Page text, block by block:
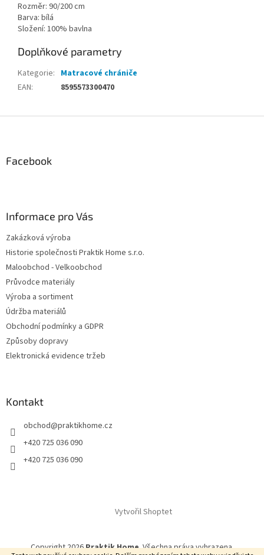
Rozměr: 90/200 cm
Barva: bílá
Složení: 100% bavlna
Doplňkové parametry
Kategorie: Matracové chrániče
EAN: 8595573300470
Facebook
Informace pro Vás
Zakázková výroba
Historie společnosti Praktik Home s.r.o.
Maloobchod - Velkoobchod
Průvodce materiály
Výroba a sortiment
Údržba materiálů
Obchodní podmínky a GDPR
Způsoby dopravy
Elektronická evidence tržeb
Kontakt
obchod@praktikhome.cz
+420 725 036 090
+420 725 036 090
Vytvořil Shoptet
Copyright 2026Praktik Home. Všechna práva vyhrazena.